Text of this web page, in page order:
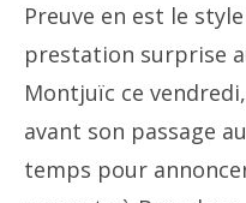
Preuve en est le
prestation surprise
Montjuïc ce
avant son passage
temps pour